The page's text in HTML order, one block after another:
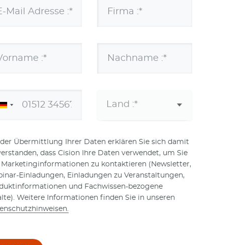
Mail Adresse :* Firma :*
:* Nachname :*
Übermittlung Ihrer Daten erklären Sie sich damit
dass Cision Ihre Daten verwendet, um Sie
zu kontaktieren (Newsletter,
Einladungen, Einladungen zu Veranstaltungen,
und Fachwissen-bezogene
Weitere Informationen finden Sie in unseren